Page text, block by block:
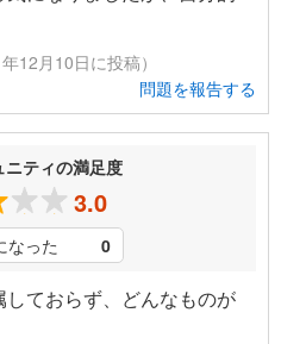
12月10日に投稿）
問題を報告する
ティの満足度
3.0
なった 0
ておらず、どんなものが